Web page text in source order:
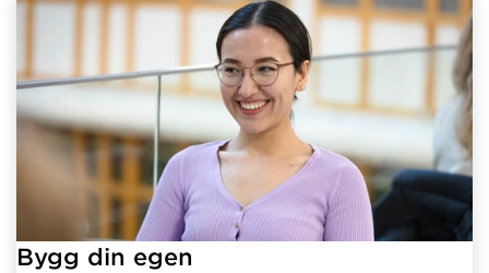
Bygg din egen